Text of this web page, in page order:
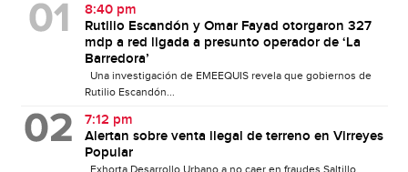
8:40 pm
Rutilio Escandón y Omar Fayad otorgaron 327
mdp a red ligada a presunto operador de ‘La
Barredora’
Una investigación de EMEEQUIS revela que gobiernos de
Rutilio Escandón...
7:12 pm
Alertan sobre venta ilegal de terreno en Virreyes
Popular
Exhorta Desarrollo Urbano a no caer en fraudes Saltillo,